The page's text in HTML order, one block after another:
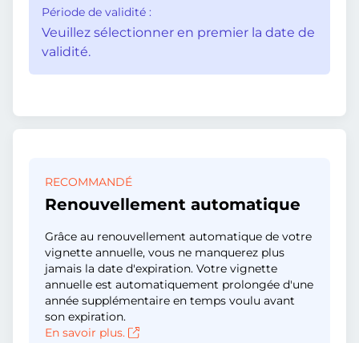
Période de validité :
Veuillez sélectionner en premier la date de
validité.
RECOMMANDÉ
Renouvellement automatique
Grâce au renouvellement automatique de votre
vignette annuelle, vous ne manquerez plus
jamais la date d'expiration. Votre vignette
annuelle est automatiquement prolongée d'une
année supplémentaire en temps voulu avant
son expiration.
En savoir plus.